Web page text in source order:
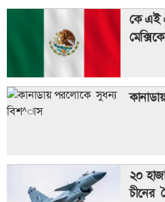
কে এই
২০
চীনের